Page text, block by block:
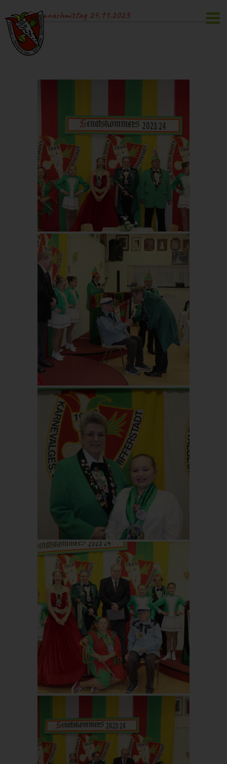
Inhalt
springen
Ehrennachmittag 24.11.2023